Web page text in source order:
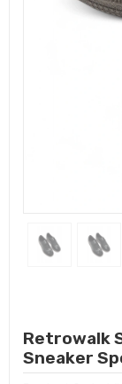
Retrowalk
Sneaker